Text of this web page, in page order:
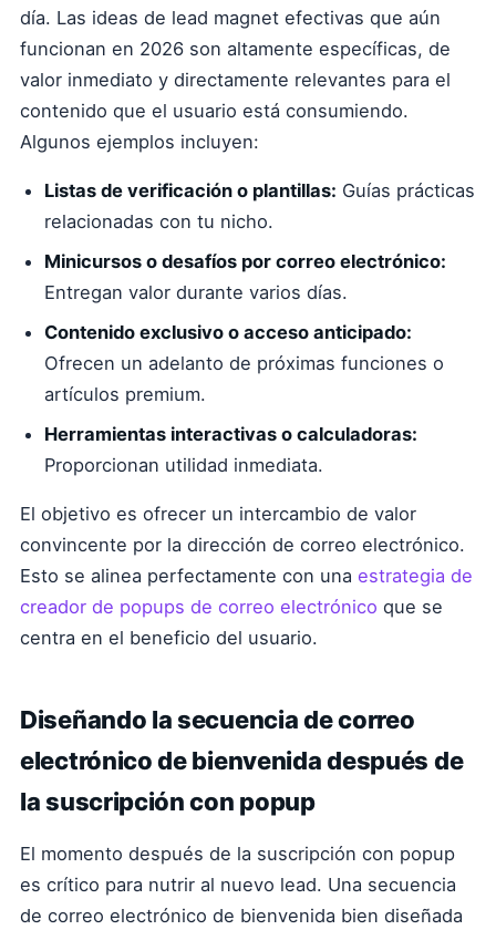
día. Las ideas de lead magnet efectivas que aún
funcionan en 2026 son altamente específicas, de
valor inmediato y directamente relevantes para el
contenido que el usuario está consumiendo.
Algunos ejemplos incluyen:
Listas de verificación o plantillas: Guías prácticas
relacionadas con tu nicho.
Minicursos o desafíos por correo electrónico:
Entregan valor durante varios días.
Contenido exclusivo o acceso anticipado:
Ofrecen un adelanto de próximas funciones o
artículos premium.
Herramientas interactivas o calculadoras:
Proporcionan utilidad inmediata.
El objetivo es ofrecer un intercambio de valor
convincente por la dirección de correo electrónico.
Esto se alinea perfectamente con una estrategia de
creador de popups de correo electrónico que se
centra en el beneficio del usuario.
Diseñando la secuencia de correo
electrónico de bienvenida después de
la suscripción con popup
El momento después de la suscripción con popup
es crítico para nutrir al nuevo lead. Una secuencia
de correo electrónico de bienvenida bien diseñada